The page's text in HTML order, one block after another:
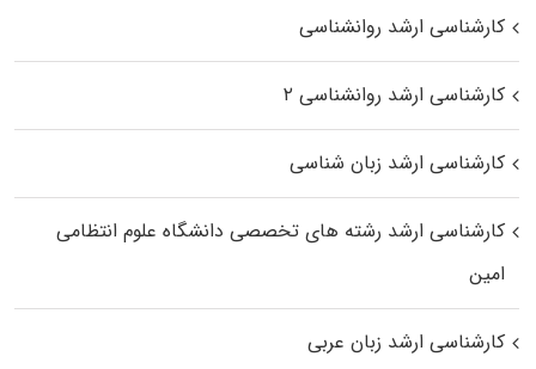
کارشناسی ارشد روانشناسی
کارشناسی ارشد روانشناسی ۲
کارشناسی ارشد زبان شناسی
کارشناسی ارشد رﺷﺘﻪ ﻫﺎی تخصصی داﻧﺸﮕﺎه ﻋﻠﻮم انتظامی
اﻣﻴﻦ
کارشناسی ارشد زبان عربی